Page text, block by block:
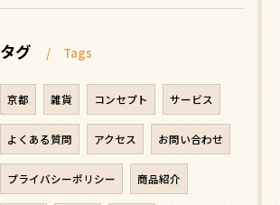
タグ Tags
京都 雑貨 コンセプト サービス
よくある質問 アクセス お問い合わせ
プライバシーポリシー 商品紹介